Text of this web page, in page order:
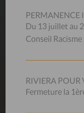
(magasins d’occasion).
PERMANENCE
Du 13 juillet au
Conseil
RIVIERA POUR
Fermeture la